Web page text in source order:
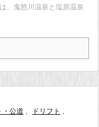
、鬼怒川温泉と塩原温泉
・公道 , ドリフト ,